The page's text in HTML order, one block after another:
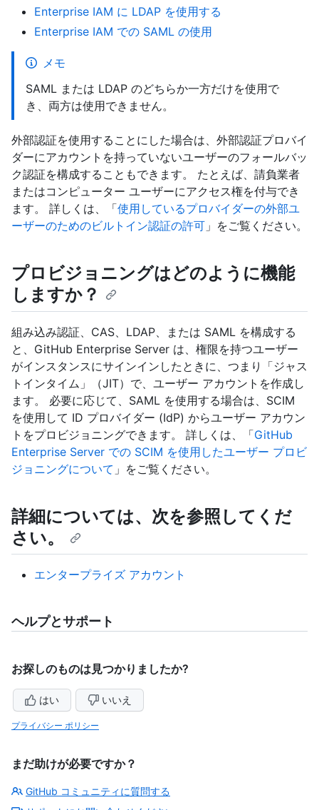
Enterprise IAM に LDAP を使用する
Enterprise IAM での SAML の使用
メモ
SAML または LDAP のどちらか一方だけを使用で
き、両方は使用できません。
外部認証を使用することにした場合は、外部認証プロバイ
ダーにアカウントを持っていないユーザーのフォールバッ
ク認証を構成することもできます。 たとえば、請負業者
またはコンピューター ユーザーにアクセス権を付与でき
ます。 詳しくは、「使用しているプロバイダーの外部ユ
ーザーのためのビルトイン認証の許可 」をご覧ください。
プロビジョニングはどのように機能
しますか？
組み込み認証、CAS、LDAP、または SAML を構成する
と、GitHub Enterprise Server は、権限を持つユーザー
がインスタンスにサインインしたときに、つまり「ジャス
トインタイム」（JIT）で、ユーザー アカウントを作成し
ます。 必要に応じて、SAML を使用する場合は、SCIM
を使用して ID プロバイダー (IdP) からユーザー アカウン
トをプロビジョニングできます。 詳しくは、「GitHub
Enterprise Server での SCIM を使用したユーザー プロビ
ジョニングについて 」をご覧ください。
詳細については、次を参照してくだ
さい。
エンタープライズ アカウント
ヘルプとサポート
お探しのものは見つかりましたか?
はい いいえ
プライバシー ポリシー
まだ助けが必要ですか？
GitHub コミュニティに質問する